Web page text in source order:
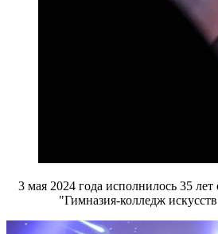
3 мая 2024 года исполнилось 35
"Гимназия-колледж